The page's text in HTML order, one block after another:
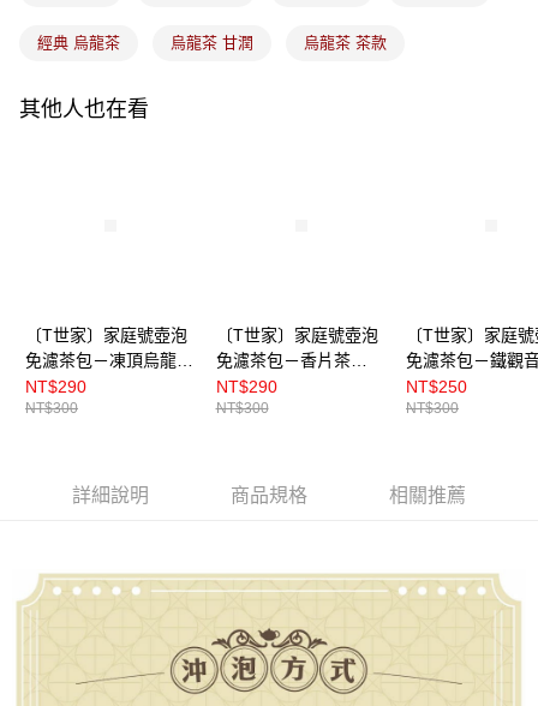
經典 烏龍茶 烏龍茶 甘潤 烏龍茶 茶款
其他人也在看
〔T世家〕家庭號壺泡
免濾茶包－凍頂烏龍茶
7gx37小包/袋
NT$290
NT$300
〔T世家〕家庭號壺泡
免濾茶包－香片茶
7gx37小包/袋
NT$290
NT$300
〔T世家〕家庭
免濾茶包－鐵觀
7gx37小包/袋
NT$250
NT$300
詳細說明 商品規格 相關推薦